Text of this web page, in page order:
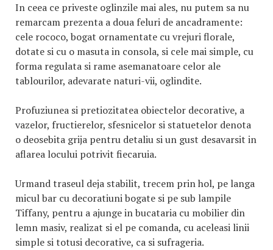
In ceea ce priveste oglinzile mai ales, nu putem sa nu
remarcam prezenta a doua feluri de ancadramente:
cele rococo, bogat ornamentate cu vrejuri florale,
dotate si cu o masuta in consola, si cele mai simple, cu
forma regulata si rame asemanatoare celor ale
tablourilor, adevarate naturi-vii, oglindite.
Profuziunea si pretiozitatea obiectelor decorative, a
vazelor, fructierelor, sfesnicelor si statuetelor denota
o deosebita grija pentru detaliu si un gust desavarsit in
aflarea locului potrivit fiecaruia.
Urmand traseul deja stabilit, trecem prin hol, pe langa
micul bar cu decoratiuni bogate si pe sub lampile
Tiffany, pentru a ajunge in bucataria cu mobilier din
lemn masiv, realizat si el pe comanda, cu aceleasi linii
simple si totusi decorative, ca si sufrageria.